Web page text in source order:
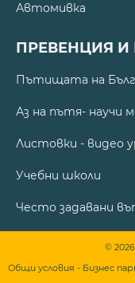
Автомивка
ПРЕВЕНЦИЯ И
Пътищата на
Аз на пътя- научи
Листовки - видео
Учебни школи
Често задавани
©
Общи условия - Бизнес